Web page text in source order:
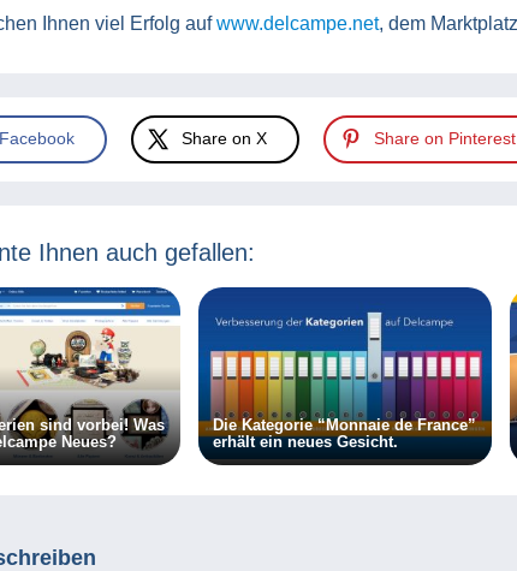
Ihnen viel Erfolg aufwww.delcampe.net, dem
Share on X Share on Pinterest
Ihnen auch gefallen:
sind vorbei! Was
Neues?
Die Kategorie “Monnaie de France”
erhält ein neues Gesicht.